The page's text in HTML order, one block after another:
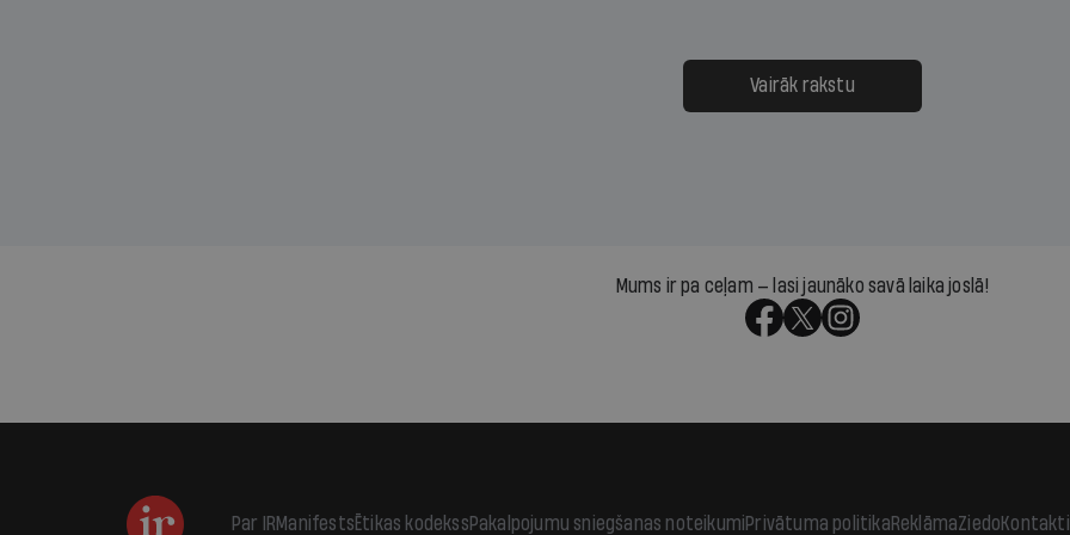
samaksāt augstos procentus,
kas jāpārskaita jau trīs dienas
pirms nākamās sapulces
uzcītīga darba, mammas
atbalsts un drosme
meteovērojumus arī tad,
Vairāk rakstu
Mums ir pa ceļam — lasi jaunāko savā laika joslā!
Par IRManifestsĒtikas kodekssPakalpojumu sniegšanas noteikumiPrivātuma politikaReklāmaZiedoKontakti